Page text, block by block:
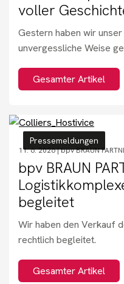
voller
Gestern haben wir
unvergessliche Weise
Gesamter Artikel
Pressemeldungen
11. 6. 2026 |bpv BRAUN
bpv BRAUN
begleitet
Wir haben den Verkauf
rechtlich begleitet.
Gesamter Artikel